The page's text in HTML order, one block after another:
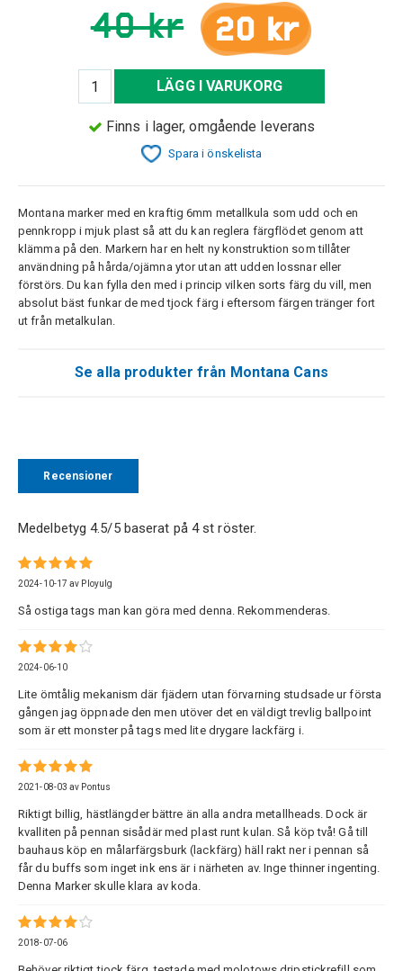
40 kr 20 kr
LÄGG I VARUKORG
Finns i lager, omgående leverans
Spara i önskelista
Montana marker med en kraftig 6mm metallkula som udd och en
pennkropp i mjuk plast så att du kan reglera färgflödet genom att
klämma på den. Markern har en helt ny konstruktion som tillåter
användning på hårda/ojämna ytor utan att udden lossnar eller
förstörs. Du kan fylla den med i princip vilken sorts färg du vill, men
absolut bäst funkar de med tjock färg i eftersom färgen tränger fort
ut från metalkulan.
Se alla produkter från Montana Cans
Recensioner
Medelbetyg4.5/5 baserat på 4st röster.
2024-10-17 av Ployulg
Så ostiga tags man kan göra med denna. Rekommenderas.
2024-06-10
Lite ömtålig mekanism där fjädern utan förvarning studsade ur första
gången jag öppnade den men utöver det en väldigt trevlig ballpoint
som är ett monster på tags med lite drygare lackfärg i.
2021-08-03 av Pontus
Riktigt billig, hästlängder bättre än alla andra metallheads. Dock är
kvalliten på pennan sisådär med plast runt kulan. Så köp två! Gå till
bauhaus köp en målarfärgsburk (lackfärg) häll rakt ner i pennan så
får du buffs som inget ink ens är i närheten av. Inge thinner ingenting.
Denna Marker skulle klara av koda.
2018-07-06